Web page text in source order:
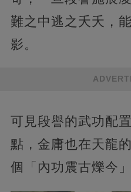
難之中逃之夭夭，
影。
可見段譽的武功配
點，金庸也在天龍
個「內功震古爍今」